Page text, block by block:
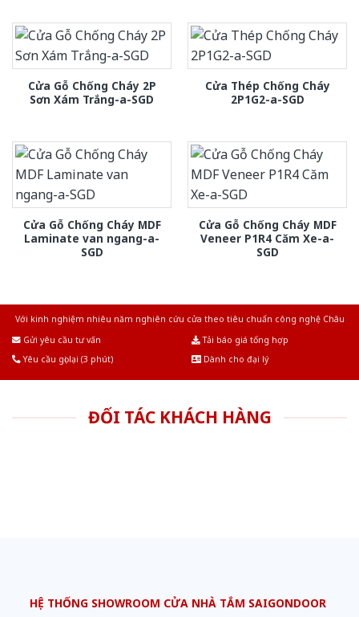
Cửa Gỗ Chống Cháy 2P
Sơn Xám Trắng-a-SGD
Cửa Thép Chống Cháy
2P1G2-a-SGD
Cửa Gỗ Chống Cháy MDF
Laminate van ngang-a-
SGD
Cửa Gỗ Chống Cháy MDF
Veneer P1R4 Căm Xe-a-
SGD
Với kinh nghiệm nhiêu năm nghiên cứu cửa theo tiêu chuẩn công nghệ Châu
Gửi yêu cầu tư vấn
Tải báo giá tổng hợp
Yêu cầu gọi lại (3 phút)
Dành cho đại lý
ĐỐI TÁC KHÁCH HÀNG
HỆ THỐNG SHOWROOM CỬA NHÀ TẮM SAIGONDOOR